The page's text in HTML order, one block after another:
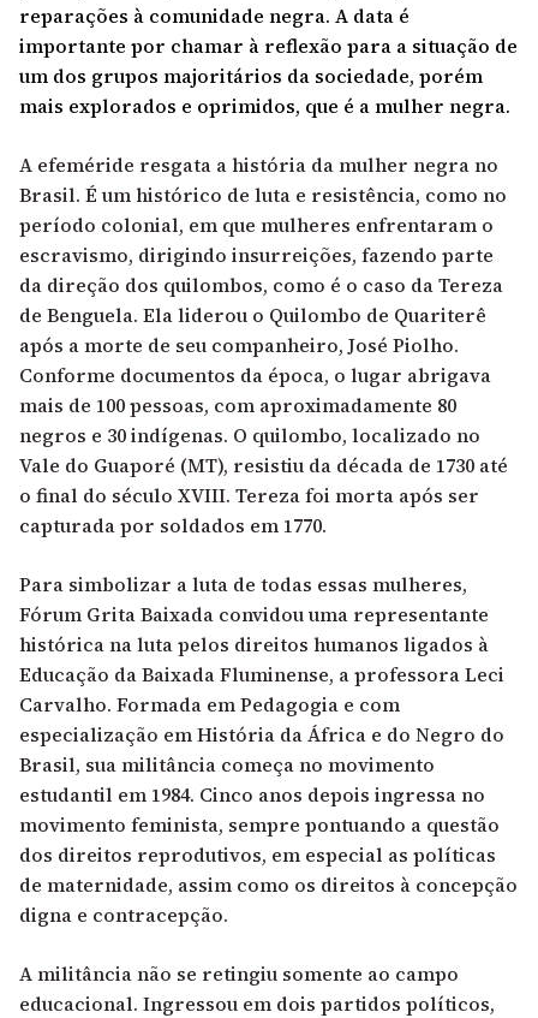
reparações à comunidade negra. A data é
importante por chamar à reflexão para a situação de
um dos grupos majoritários da sociedade, porém
mais explorados e oprimidos, que é a mulher negra.
A efeméride resgata a história da mulher negra no
Brasil. É um histórico de luta e resistência, como no
período colonial, em que mulheres enfrentaram o
escravismo, dirigindo insurreições, fazendo parte
da direção dos quilombos, como é o caso da Tereza
de Benguela. Ela liderou o Quilombo de Quariterê
após a morte de seu companheiro, José Piolho.
Conforme documentos da época, o lugar abrigava
mais de 100 pessoas, com aproximadamente 80
negros e 30 indígenas. O quilombo, localizado no
Vale do Guaporé (MT), resistiu da década de 1730 até
o final do século XVIII. Tereza foi morta após ser
capturada por soldados em 1770.
Para simbolizar a luta de todas essas mulheres,
Fórum Grita Baixada convidou uma representante
histórica na luta pelos direitos humanos ligados à
Educação da Baixada Fluminense, a professora Leci
Carvalho. Formada em Pedagogia e com
especialização em História da África e do Negro do
Brasil, sua militância começa no movimento
estudantil em 1984. Cinco anos depois ingressa no
movimento feminista, sempre pontuando a questão
dos direitos reprodutivos, em especial as políticas
de maternidade, assim como os direitos à concepção
digna e contracepção.
A militância não se retingiu somente ao campo
educacional. Ingressou em dois partidos políticos,